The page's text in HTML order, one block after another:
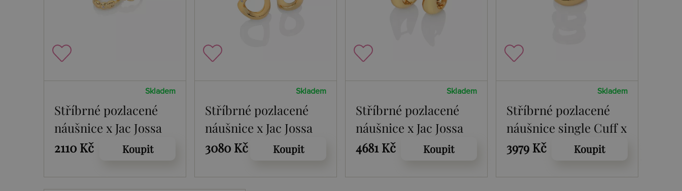
Skladem
Stříbrné pozlacené
náušnice x Jac Jossa
Soul DE659
2110 Kč Koupit
Skladem
Stříbrné pozlacené
náušnice x Jac Jossa
Soul DE660
3080 Kč Koupit
Skladem
Stříbrné pozlacené
náušnice x Jac Jossa
Soul DE661
4681 Kč Koupit
Skladem
Stříbrné pozlacené
náušnice single Cuff x
Jac Jossa Soul DE664
3979 Kč Koupit